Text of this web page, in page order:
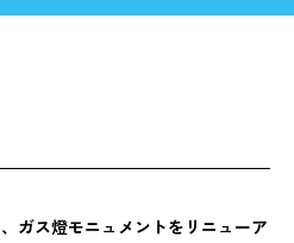
ガス燈モニュメントをリニューア